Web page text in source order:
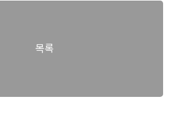
목록